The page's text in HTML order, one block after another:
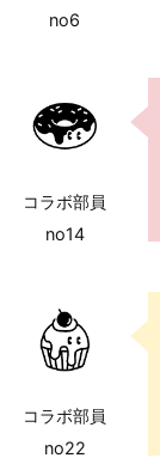
no6
コラボ部員
no14
コラボ部員
no22